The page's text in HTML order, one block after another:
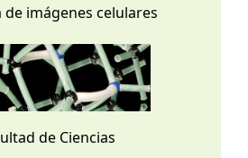
de imágenes celulares
de Ciencias